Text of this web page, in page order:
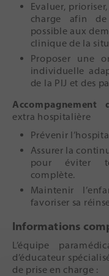
Evaluer,
charge afin
possible aux
clinique de la
Proposer une
individuelle
de la PIJ et des
Accompagnement
extra hospitalière
Prévenir
Assurer la
pour éviter
complète.
Maintenir
favoriser sa
Informations
L’équipe
d’éducateur
de prise en charge :